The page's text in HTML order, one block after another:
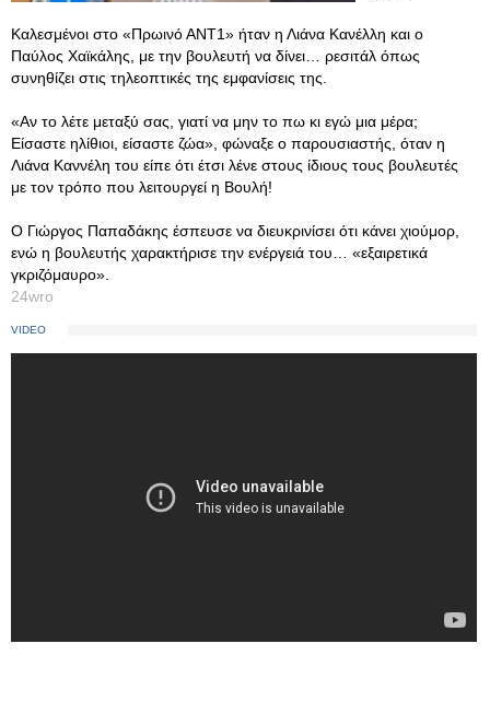
Καλεσμένοι στο «Πρωινό ΑΝΤ1» ήταν η Λιάνα Κανέλλη και ο
Παύλος Χαϊκάλης, με την βουλευτή να δίνει… ρεσιτάλ όπως
συνηθίζει στις τηλεοπτικές της εμφανίσεις της.
«Αν το λέτε μεταξύ σας, γιατί να μην το πω κι εγώ μια μέρα;
Είσαστε ηλίθιοι, είσαστε ζώα», φώναξε ο παρουσιαστής, όταν η
Λιάνα Καννέλη του είπε ότι έτσι λένε στους ίδιους τους βουλευτές
με τον τρόπο που λειτουργεί η Βουλή!
Ο Γιώργος Παπαδάκης έσπευσε να διευκρινίσει ότι κάνει χιούμορ,
ενώ η βουλευτής χαρακτήρισε την ενέργειά του… «εξαιρετικά
γκριζόμαυρο».
24wro
VIDEO